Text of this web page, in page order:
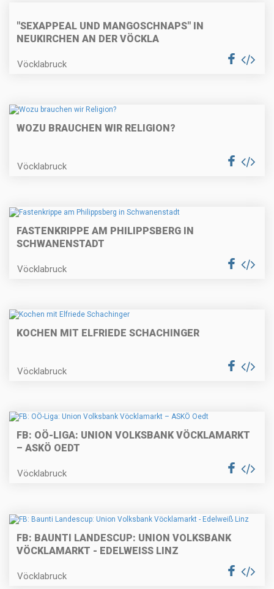
"SEXAPPEAL UND MANGOSCHNAPS" IN
NEUKIRCHEN AN DER VÖCKLA
Vöcklabruck
WOZU BRAUCHEN WIR RELIGION?
Vöcklabruck
FASTENKRIPPE AM PHILIPPSBERG IN
SCHWANENSTADT
Vöcklabruck
KOCHEN MIT ELFRIEDE SCHACHINGER
Vöcklabruck
FB: OÖ-LIGA: UNION VOLKSBANK VÖCKLAMARKT
– ASKÖ OEDT
Vöcklabruck
FB: BAUNTI LANDESCUP: UNION VOLKSBANK
VÖCKLAMARKT - EDELWEISS LINZ
Vöcklabruck